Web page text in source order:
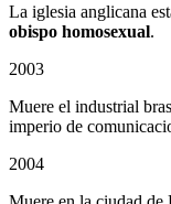
La iglesia anglicana
obispo homosexual.
2003
Muere el industrial
imperio de
2004